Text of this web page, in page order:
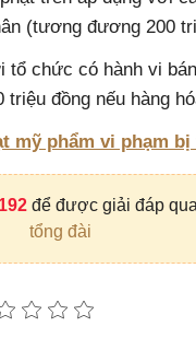
(tương đương 200
tổ chức có hành vi
triệu đồng nếu hàng
mỹ phẩm vi phạm
để được giải đáp qua
tổng đài